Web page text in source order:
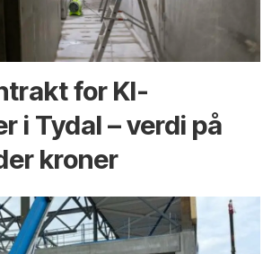
for KI-
i Tydal – verdi på
kroner